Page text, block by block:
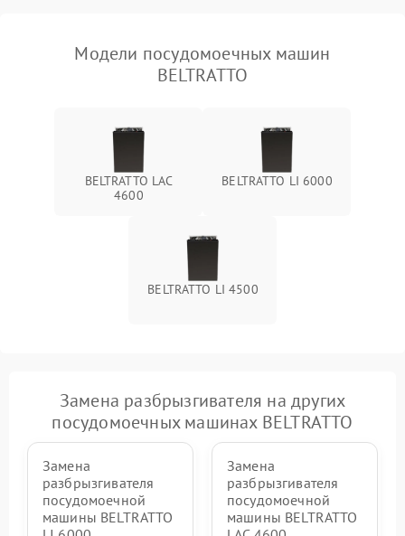
Модели посудомоечных машин
BELTRATTO
BELTRATTO LAC
4600
BELTRATTO LI 6000
BELTRATTO LI 4500
Замена разбрызгивателя на других
посудомоечных машинах BELTRATTO
Замена
разбрызгивателя
посудомоечной
машины BELTRATTO
Замена
разбрызгивателя
посудомоечной
машины BELTRATTO